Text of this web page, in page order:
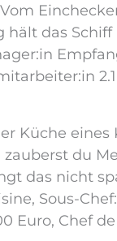
hält das
Küche
du
das nicht
Sous-
Euro, Chef